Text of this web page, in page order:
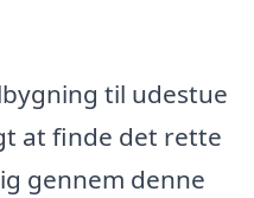
til udestue
at finde det rette
gennem denne